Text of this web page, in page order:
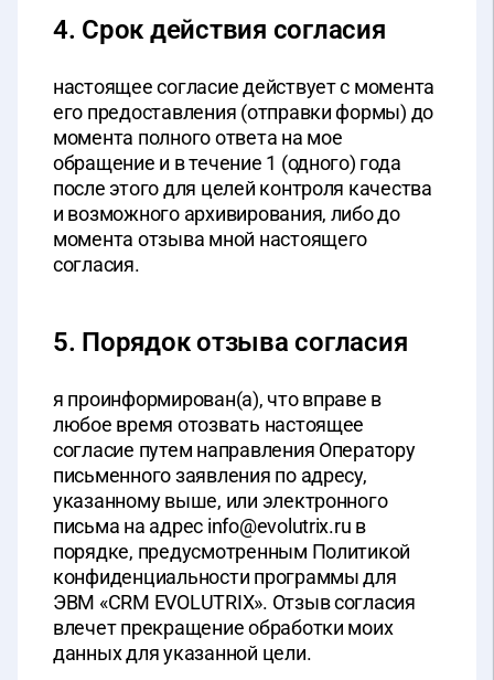
4. Срок действия согласия
настоящее согласие действует с момента
его предоставления (отправки формы) до
момента полного ответа на мое
обращение и в течение 1 (одного) года
после этого для целей контроля качества
и возможного архивирования, либо до
момента отзыва мной настоящего
согласия.
5. Порядок отзыва согласия
я проинформирован(а), что вправе в
любое время отозвать настоящее
согласие путем направления Оператору
письменного заявления по адресу,
указанному выше, или электронного
письма на адрес info@evolutrix.ru в
порядке, предусмотренным Политикой
конфиденциальности программы для
ЭВМ «CRM EVOLUTRIX». Отзыв согласия
влечет прекращение обработки моих
данных для указанной цели.